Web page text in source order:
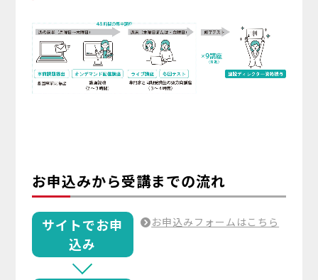
お申込みから受講までの流れ
サイトでお申
込み
お申込みフォームはこちら